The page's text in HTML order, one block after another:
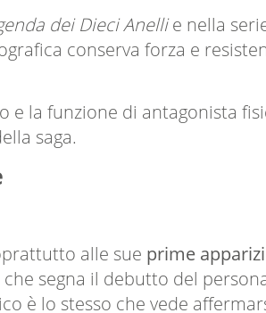
dei Dieci Anellie nella
conserva forza e
e la funzione di antagonista
saga.
alle sue prime
che segna il debutto del
è lo stesso che vede